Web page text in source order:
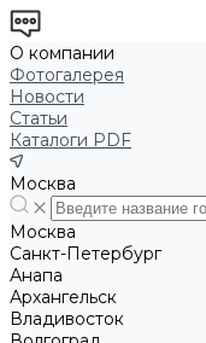
О компании
Фотогалерея
Новости
Статьи
Каталоги PDF
Москва
Москва
Санкт-Петербург
Анапа
Архангельск
Владивосток